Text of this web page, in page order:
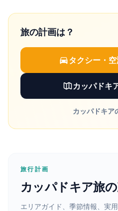
旅の計画は？
タクシー・
カッパドキ
カッパドキア
旅行計画
カッパドキア旅
エリアガイド、季節情報、実